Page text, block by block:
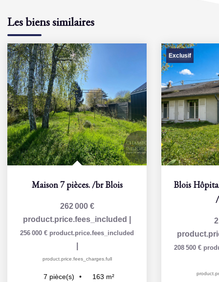
Les biens similaires
Maison 7 pièces. /brBlois
262 000 €
product.price.fees_included
256 000 € product.price.fees_included
product.price.fees_charges.full
7 pièce(s) 163 m²
Exclusif
208 500 €